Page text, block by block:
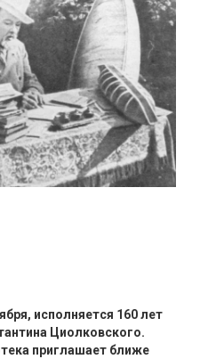
исполняется 160 лет
Циолковского.
приглашает ближе